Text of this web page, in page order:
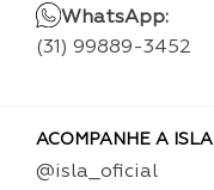
WhatsApp:
(31) 99889-3452
ACOMPANHE A ISLA
@isla_oficial